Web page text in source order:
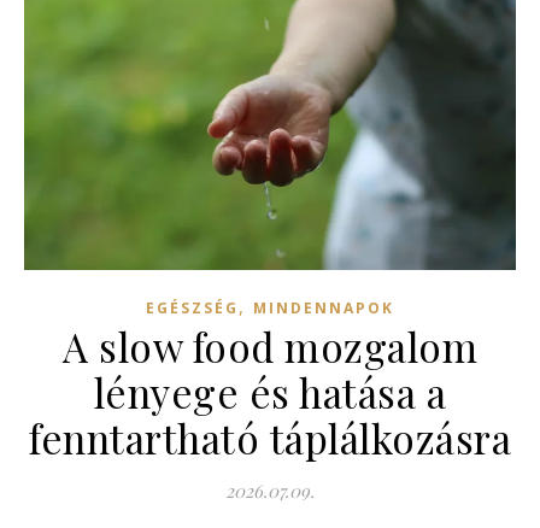
EGÉSZSÉG , MINDENNAPOK
A slow food mozgalom
lényege és hatása a
fenntartható táplálkozásra
2026.07.09.